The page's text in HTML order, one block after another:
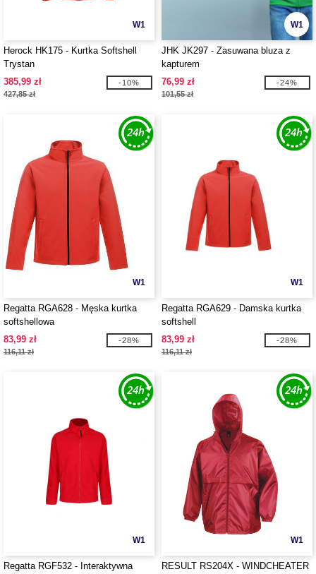
W1
Herock HK175 - Kurtka Softshell
Trystan
385,99 zł
427,85 zł
-10%
W1
JHK JK297 - Zasuwana bluza z
kapturem
76,99 zł
101,55 zł
-24%
W1
Regatta RGA628 - Męska kurtka
softshellowa
83,99 zł
116,11 zł
-28%
W1
Regatta RGA629 - Damska kurtka
softshell
83,99 zł
116,11 zł
-28%
W1
Regatta RGF532 - Interaktywna
W1
RESULT RS204X - WINDCHEATER